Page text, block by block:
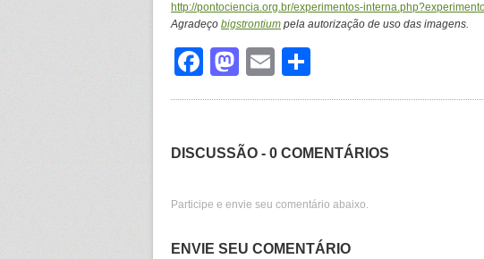
http://pontociencia.org.br/experimentos-
Agradeço bigstrontium pela autorização de uso das imagens.
Facebook
Mastodon
Email
DISCUSSÃO - 0 COMENTÁRIOS
Participe e envie seu comentário abaixo.
ENVIE SEU COMENTÁRIO